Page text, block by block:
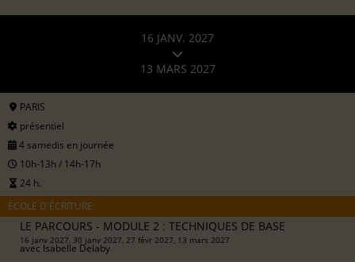
16 JANV. 2027
13 MARS 2027
PARIS
présentiel
4 samedis en journée
10h-13h / 14h-17h
24 h.
ÉCOLE D'ÉCRITURE
LE PARCOURS - MODULE 2 : TECHNIQUES DE BASE
16 janv 2027, 30 janv 2027, 27 févr 2027, 13 mars 2027
avec Isabelle Delaby